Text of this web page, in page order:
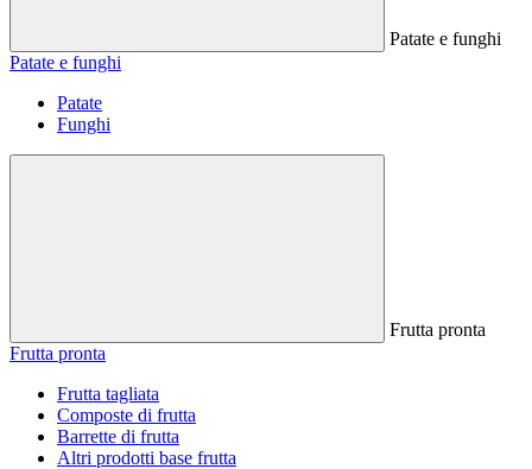
Patate e funghi
Patate e funghi
Patate
Funghi
Frutta pronta
Frutta pronta
Frutta tagliata
Composte di frutta
Barrette di frutta
Altri prodotti base frutta